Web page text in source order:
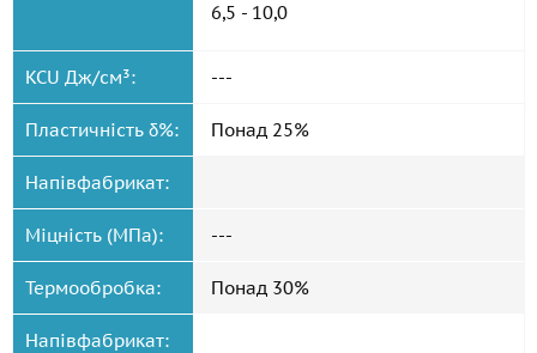
6,5 - 10,0
KCU Дж/см³: ---
Пластичність δ%: Понад 25%
Напівфабрикат:
Міцність (МПа): ---
Термообробка: Понад 30%
Напівфабрикат: